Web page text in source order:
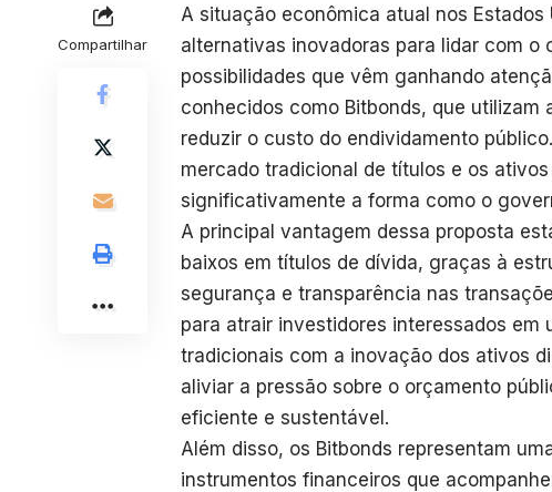
Compartilhar
A situação econômica atual nos
alternativas inovadoras para lidar com o
possibilidades que vêm ganhando
conhecidos como Bitbonds, que
reduzir o custo do endividamento
mercado tradicional de títulos e os
significativamente a forma como o
A principal vantagem dessa proposta
baixos em títulos de dívida, graças à
segurança e transparência nas
para atrair investidores interessados em
tradicionais com a inovação dos ativos
aliviar a pressão sobre o orçamento
eficiente e sustentável.
Além disso, os Bitbonds representam
instrumentos financeiros que